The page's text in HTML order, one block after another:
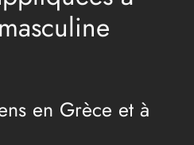
en Grèce et à